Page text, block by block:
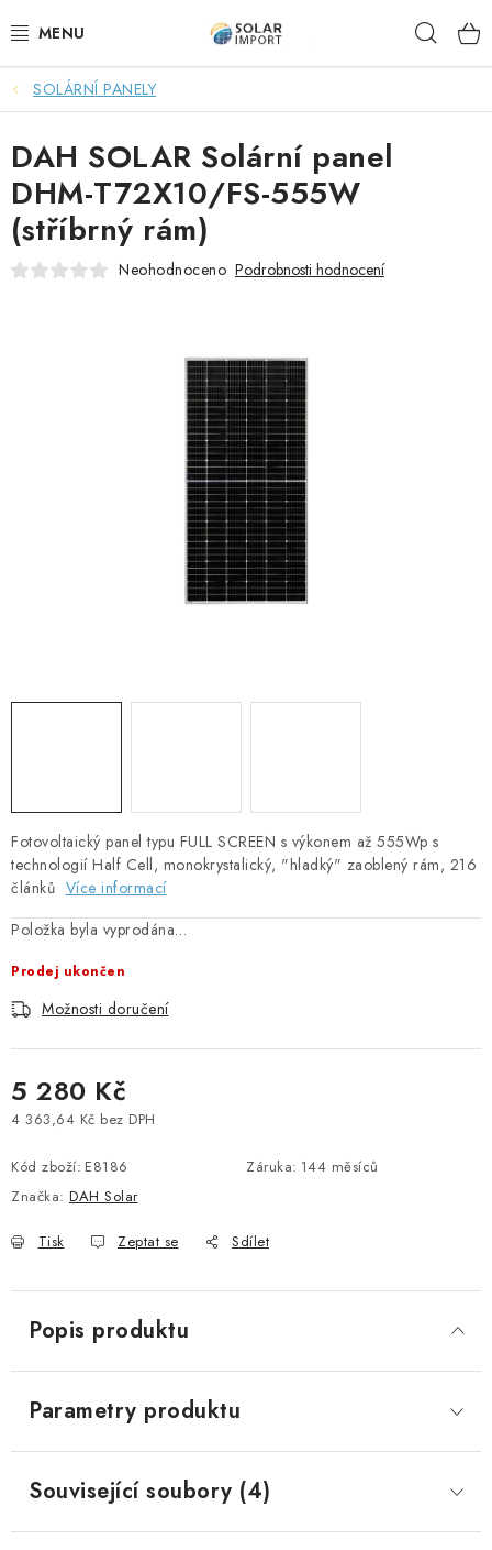
na
JAK VYBRAT SOLÁRNÍ SYSTÉM
KONTAKTY
OBCHODNÍ PODMÍNKY
OVĚŘOVÁNÍ RECENZÍ
DOPRAVA ZDARMA
SOLÁRNÍ SESTAVY PRO CHATY
SOLÁRNÍ SESTAVY PRO KARAVANY
ZÁLOŽNÍ ZDROJE PRO ČERPADLA
OLOVĚNÉ A LITHIOVÉ BATERIE
MĚNIČE NAPĚTÍ
OVLÁDÁNÍ A MONITORING
KABELY A KONEKTORY
PŘÍSLUŠENSTVÍ
Prodejna JESENICE Prodejna PRAHA
Prodejna BRNO
SOLÁRNÍ PANELY
Fotovoltaický panel typu FULL SCREEN s výkonem až 555Wp s
technologií Half Cell, monokrystalický, "hladký" zaoblený rám, 216
článků Více informací
Položka byla vyprodána…
Prodej ukončen
Možnosti doručení
5 280 Kč
4 363,64 Kč bez DPH
Kód zboží: E8186 Záruka: 144 měsíců
Značka: DAH Solar
Tisk Zeptat se Sdílet
DAH SOLAR Solární panel
DHM-T72X10/FS-555W
(stříbrný rám)
Neohodnoceno Podrobnosti hodnocení
Popis produktu
Parametry produktu
Související soubory (4)